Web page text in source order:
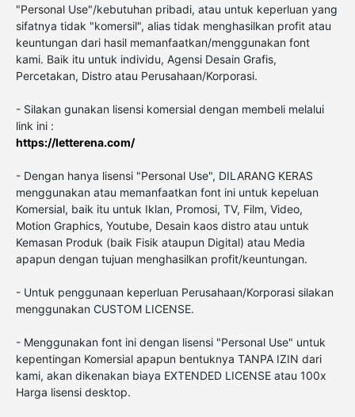
"Personal Use"/kebutuhan pribadi, atau untuk keperluan yang
sifatnya tidak "komersil", alias tidak menghasilkan profit atau
keuntungan dari hasil memanfaatkan/menggunakan font
kami. Baik itu untuk individu, Agensi Desain Grafis,
Percetakan, Distro atau Perusahaan/Korporasi.
- Silakan gunakan lisensi komersial dengan membeli melalui
link ini :
https://letterena.com/
- Dengan hanya lisensi "Personal Use", DILARANG KERAS
menggunakan atau memanfaatkan font ini untuk kepeluan
Komersial, baik itu untuk Iklan, Promosi, TV, Film, Video,
Motion Graphics, Youtube, Desain kaos distro atau untuk
Kemasan Produk (baik Fisik ataupun Digital) atau Media
apapun dengan tujuan menghasilkan profit/keuntungan.
- Untuk penggunaan keperluan Perusahaan/Korporasi silakan
menggunakan CUSTOM LICENSE.
- Menggunakan font ini dengan lisensi "Personal Use" untuk
kepentingan Komersial apapun bentuknya TANPA IZIN dari
kami, akan dikenakan biaya EXTENDED LICENSE atau 100x
Harga lisensi desktop.